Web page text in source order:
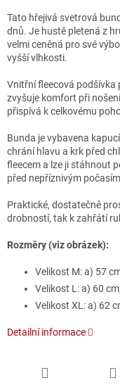
Tato hřejivá svetrová
dnů. Je hustě pletená z
velmi ceněná pro své
vyšší vlhkosti.
Vnitřní fleecová podšívka
zvyšuje komfort při
přispívá k celkovému
Bunda je vybavena
chrání hlavu a krk před
fleecem a lze ji stáhnout
před nepříznivým
Praktické, dostatečně
drobností, tak k zahřátí
Rozměry (viz obrázek):
Velikost M: a) 57
Velikost L: a) 60
Velikost XL: a) 62
Detailní informace